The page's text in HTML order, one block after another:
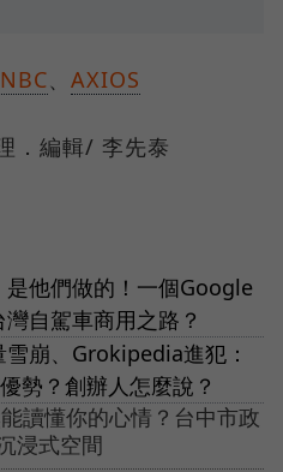
、 AXIOS
．編輯/ 李先泰
他們做的！一個Google
自駕車商用之路？
崩、Grokipedia進犯：
勢？創辦人怎麼說？
讀懂你的心情？台中市政
浸式空間